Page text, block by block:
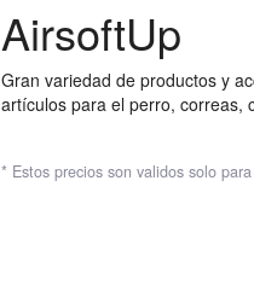
AirsoftUp
Gran variedad de productos y
artículos para el perro, correas,
* Estos precios son validos solo